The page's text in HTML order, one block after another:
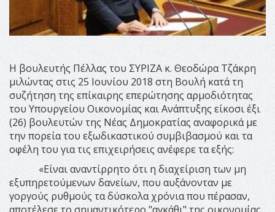
Η βουλευτής Πέλλας του ΣΥΡΙΖΑ κ. Θεοδώρα Τζάκρη
μιλώντας στις 25 Ιουνίου 2018 στη Βουλή κατά τη
συζήτηση της επίκαιρης επερώτησης αρμοδιότητας
του Υπουργείου Οικονομίας και Ανάπτυξης είκοσι έξι
(26) βουλευτών της Νέας Δημοκρατίας αναφορικά με
την πορεία του εξωδικαστικού συμβιβασμού και τα
οφέλη του για τις επιχειρήσεις ανέφερε τα εξής:
«Είναι αναντίρρητο ότι η διαχείριση των μη
εξυπηρετούμενων δανείων, που αυξάνονταν με
γοργούς ρυθμούς τα δύσκολα χρόνια που πέρασαν,